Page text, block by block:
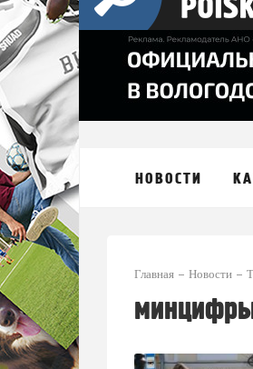
НОВОСТИ
Главная Новости